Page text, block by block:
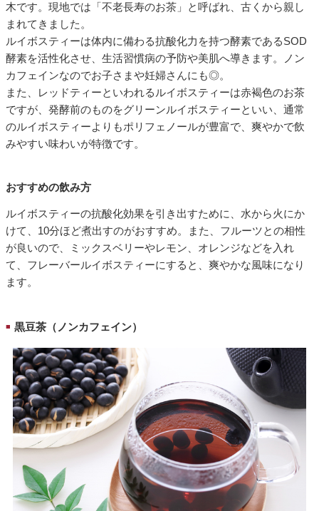
木です。現地では「不老長寿のお茶」と呼ばれ、古くから親し
まれてきました。
ルイボスティーは体内に備わる抗酸化力を持つ酵素であるSOD
酵素を活性化させ、生活習慣病の予防や美肌へ導きます。ノン
カフェインなのでお子さまや妊婦さんにも◎。
また、レッドティーといわれるルイボスティーは赤褐色のお茶
ですが、発酵前のものをグリーンルイボスティーといい、通常
のルイボスティーよりもポリフェノールが豊富で、爽やかで飲
みやすい味わいが特徴です。
おすすめの飲み方
ルイボスティーの抗酸化効果を引き出すために、水から火にか
けて、10分ほど煮出すのがおすすめ。また、フルーツとの相性
が良いので、ミックスベリーやレモン、オレンジなどを入れ
て、フレーバールイボスティーにすると、爽やかな風味になり
ます。
■ 黒豆茶（ノンカフェイン）